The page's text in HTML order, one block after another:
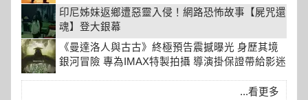
「目標奪奧斯卡」
印尼姊妹返鄉遭惡靈入侵！網路恐怖故事【屍咒還
魂】登大銀幕
《曼達洛人與古古》終極預告震撼曝光 身歷其境
銀河冒險 專為IMAX特製拍攝 導演掛保證帶給影迷
...看更多